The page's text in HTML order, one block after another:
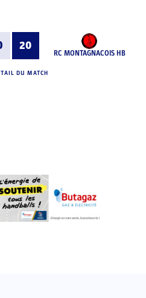
20
RC MONTAGNACOIS HB
DU MATCH